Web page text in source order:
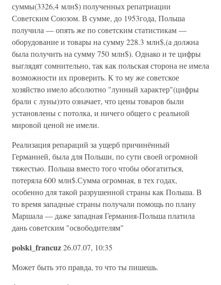
суммы(3326,4 млн$) полученных репатриации
Советским Союзом. В сумме, до 1953года, Польша
получила — опять же по советским статистикам —
оборудование и товары на сумму 228.3 млн$,(а должна
была получить на сумму 750 млн$). Однако и те цифры
выглядят сомнительно, так как польская сторона не имела
возможности их проверить. К то му же советское
хозяйство имело абсолютно "лунный характер"(цифры
брали с луны)это означает, что цены товаров были
установлены с потолка, и ничего общего с реальной
мировой ценой не имели.
Реализация репараций за ущерб причинённый
Германией, была для Польши, по сути своей огромной
тяжестью. Польша вместо того чтобы обогатиться,
потеряла 600 млн$.Сумма огромная, в тех годах,
особенно для такой разрушенной страны как Польша. В
то время западные страны получали помощь по плану
Маршала — даже западная Германия-Польша платила
дань советским "освободителям"
polski_francuz26.07.07, 10:35
Может быть это правда, то что ты пишешь.